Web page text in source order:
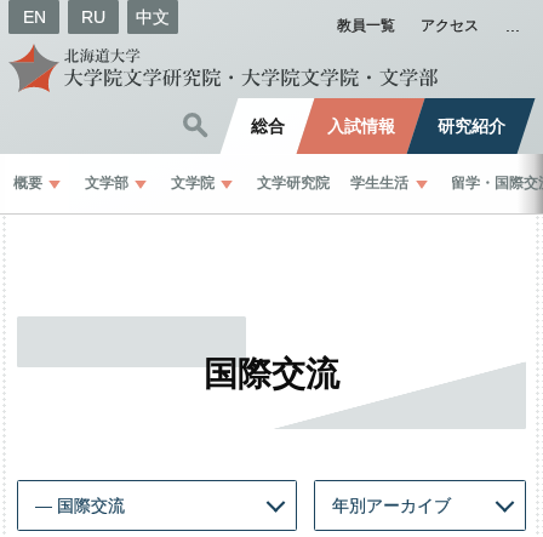
EN RU 中文 教員一覧 アクセス
総合 入試情報 研究紹介
概要 文学部 文学院 文学研究院 学生生活 留学 ・ 国際交
国際交流